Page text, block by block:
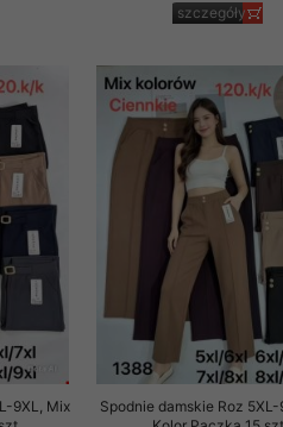
szczegóły
9XL, Mix
Spodnie damskie Roz 5XL-